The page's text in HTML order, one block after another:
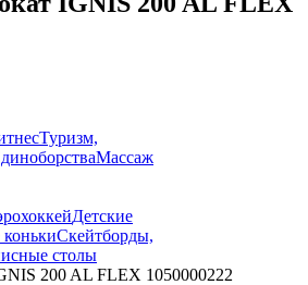
Туризм,
Массаж
Детские
Скейтборды,
столы
200 AL FLEX 1050000222